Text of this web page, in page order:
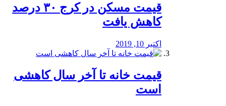
️قیمت مسکن در کرج ۳۰ درصد
کاهش یافت
اکتبر 10, 2019
قیمت خانه تا آخر سال کاهشی
است